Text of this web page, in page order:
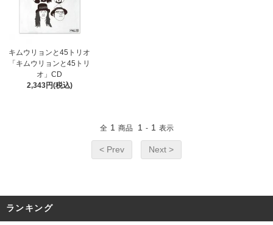
キムウリョンと45トリオ
「キムウリョンと45トリ
オ」CD
2,343円(税込)
全 1 商品 1 - 1 表示
< Prev Next >
ランキング